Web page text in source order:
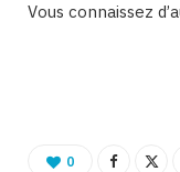
Vous connaissez
0